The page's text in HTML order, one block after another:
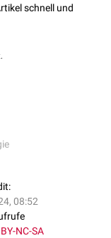
schnell und
08:52
BY-NC-SA